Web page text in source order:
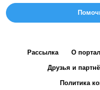
Рассылка О
Друзья и
Политика